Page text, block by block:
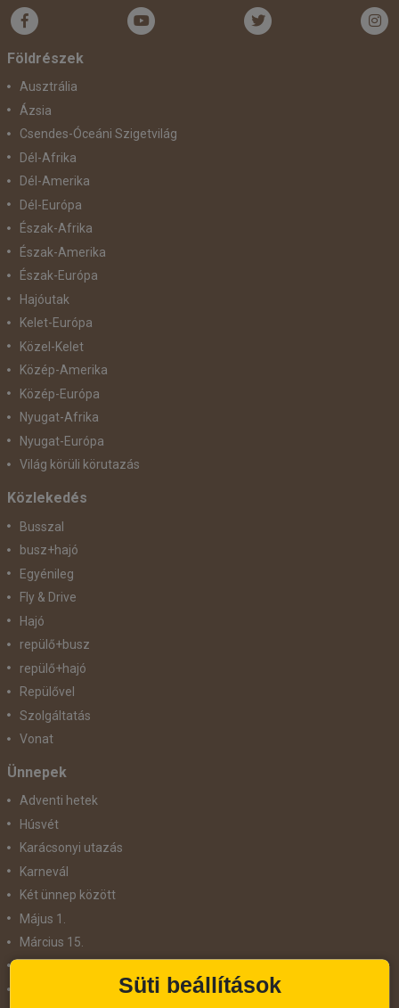
Földrészek
Ausztrália
Ázsia
Csendes-Óceáni Szigetvilág
Dél-Afrika
Dél-Amerika
Dél-Európa
Észak-Afrika
Észak-Amerika
Észak-Európa
Hajóutak
Kelet-Európa
Közel-Kelet
Közép-Amerika
Közép-Európa
Nyugat-Afrika
Nyugat-Európa
Világ körüli körutazás
Közlekedés
Busszal
busz+hajó
Egyénileg
Fly & Drive
Hajó
repülő+busz
repülő+hajó
Repülővel
Szolgáltatás
Vonat
Ünnepek
Adventi hetek
Húsvét
Karácsonyi utazás
Karnevál
Két ünnep között
Május 1.
Március 15.
Süti beállítások